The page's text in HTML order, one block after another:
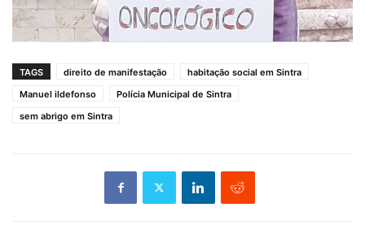
TAGS direito de manifestação
habitação social em Sintra
Manuel ildefonso
Polícia Municipal de Sintra
sem abrigo em Sintra